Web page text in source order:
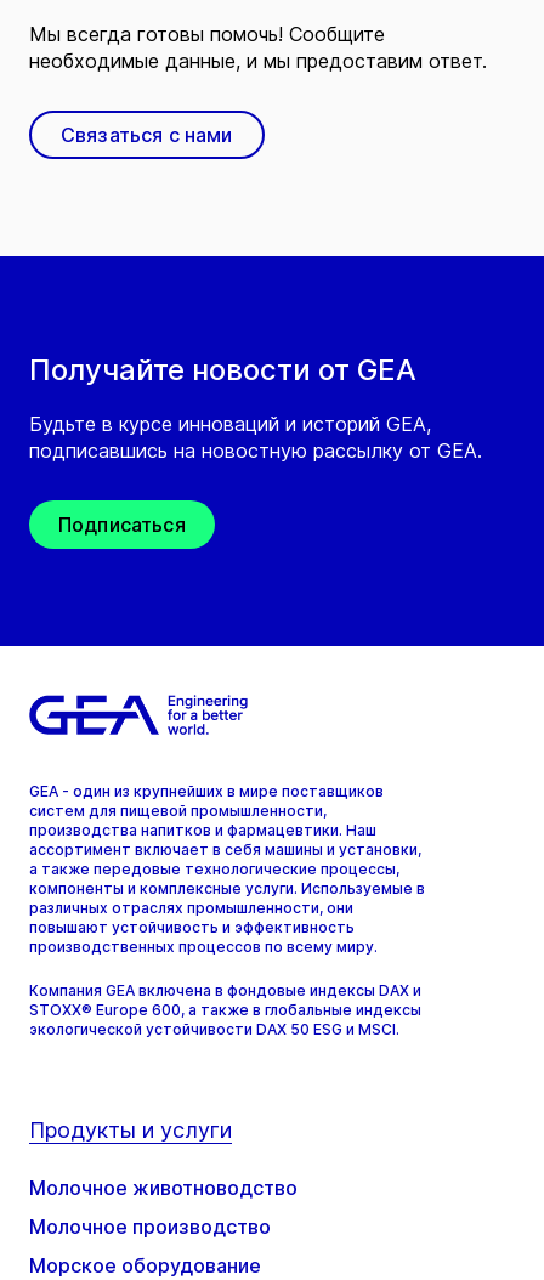
Получайте новости от GEA
Будьте в курсе инноваций и историй GEA,
подписавшись на новостную рассылку от GEA.
Подписаться
Мы всегда готовы помочь! Сообщите
необходимые данные, и мы предоставим ответ.
Связаться с нами
GEA - один из крупнейших в мире поставщиков
систем для пищевой промышленности,
производства напитков и фармацевтики. Наш
ассортимент включает в себя машины и установки,
а также передовые технологические процессы,
компоненты и комплексные услуги. Используемые в
различных отраслях промышленности, они
повышают устойчивость и эффективность
производственных процессов по всему миру.
Компания GEA включена в фондовые индексы DAX и
STOXX® Europe 600, а также в глобальные индексы
экологической устойчивости DAX 50 ESG и MSCI.
Продукты и услуги
Молочное животноводство
Молочное производство
Морское оборудование